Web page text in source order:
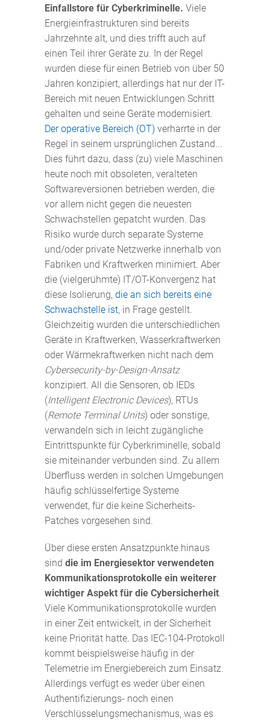
Einfallstore für Cyberkriminelle. Viele
Energieinfrastrukturen sind bereits
Jahrzehnte alt, und dies trifft auch auf
einen Teil ihrer Geräte zu. In der Regel
wurden diese für einen Betrieb von über 50
Jahren konzipiert, allerdings hat nur der IT-
Bereich mit neuen Entwicklungen Schritt
gehalten und seine Geräte modernisiert.
Der operative Bereich (OT) verharrte in der
Regel in seinem ursprünglichen Zustand...
Dies führt dazu, dass (zu) viele Maschinen
heute noch mit obsoleten, veralteten
Softwareversionen betrieben werden, die
vor allem nicht gegen die neuesten
Schwachstellen gepatcht wurden. Das
Risiko wurde durch separate Systeme
und/oder private Netzwerke innerhalb von
Fabriken und Kraftwerken minimiert. Aber
die (vielgerühmte) IT/OT-Konvergenz hat
diese Isolierung, die an sich bereits eine
Schwachstelle ist, in Frage gestellt.
Gleichzeitig wurden die unterschiedlichen
Geräte in Kraftwerken, Wasserkraftwerken
oder Wärmekraftwerken nicht nach dem
Cybersecurity-by-Design-Ansatz
konzipiert. All die Sensoren, ob IEDs
(Intelligent Electronic Devices), RTUs
(Remote Terminal Units) oder sonstige,
verwandeln sich in leicht zugängliche
Eintrittspunkte für Cyberkriminelle, sobald
sie miteinander verbunden sind. Zu allem
Überfluss werden in solchen Umgebungen
häufig schlüsselfertige Systeme
verwendet, für die keine Sicherheits-
Patches vorgesehen sind.
Über diese ersten Ansatzpunkte hinaus
sind die im Energiesektor verwendeten
Kommunikationsprotokolle ein weiterer
wichtiger Aspekt für die Cybersicherheit.
Viele Kommunikationsprotokolle wurden
in einer Zeit entwickelt, in der Sicherheit
keine Priorität hatte. Das IEC-104-Protokoll
kommt beispielsweise häufig in der
Telemetrie im Energiebereich zum Einsatz.
Allerdings verfügt es weder über einen
Authentifizierungs- noch einen
Verschlüsselungsmechanismus, was es